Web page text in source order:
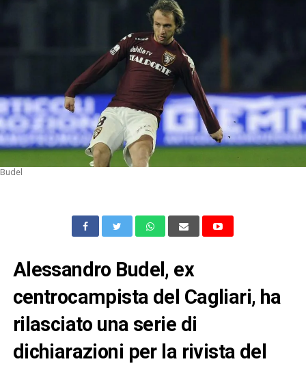
Budel
Alessandro Budel, ex
centrocampista del Cagliari, ha
rilasciato una serie di
dichiarazioni per la rivista del